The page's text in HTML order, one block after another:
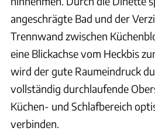
angeschrägte Bad und der
Trennwand zwischen
eine Blickachse vom Heckbis
wird der gute Raumeindruck
vollständig durchlaufende
Küchen- und Schlafbereich
verbinden.